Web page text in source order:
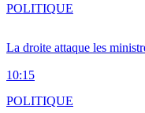
La droite attaque les
10:15
POLITIQUE
POLITIQUE